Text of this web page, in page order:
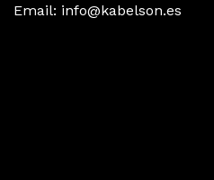
MODULADORES
Email: info@kabelson.es